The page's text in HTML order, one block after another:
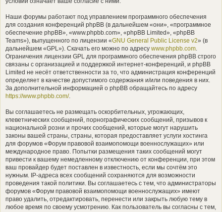
Наши форумы работают под управлением программного обеспечения
для создания конференций phpBB (в дальнейшем «они», «программное
обеспечение phpBB», «www.phpbb.com», «phpBB Limited», «phpBB
Teams»), выпущенного по лицензии «GNU General Public License v2» (в
дальнейшем «GPL»). Скачать его можно по адресу www.phpbb.com.
Ограничения лицензии GPL для программного обеспечения phpBB строго
связаны с организацией и поддержкой интернет-конференций, и phpBB
Limited не несёт ответственности за то, что администрация конференций
определяет в качестве допустимого содержания и/или поведения в них.
За дополнительной информацией о phpBB обращайтесь по адресу
https://www.phpbb.com/.
Вы соглашаетесь не размещать оскорбительных, угрожающих,
клеветнических сообщений, порнографических сообщений, призывов к
национальной розни и прочих сообщений, которые могут нарушить
законы вашей страны, страны, которая предоставляет услуги хостинга
для форумов «Форум правовой взаимопомощи военнослужащих» или
международное право. Попытки размещения таких сообщений могут
привести к вашему немедленному отключению от конференции, при этом
ваш провайдер будет поставлен в известность, если мы сочтём это
нужным. IP-адреса всех сообщений сохраняются для возможности
проведения такой политики. Вы соглашаетесь с тем, что администраторы
форумов «Форум правовой взаимопомощи военнослужащих» имеют
право удалить, отредактировать, перенести или закрыть любую тему в
любое время по своему усмотрению. Как пользователь вы согласны с тем,